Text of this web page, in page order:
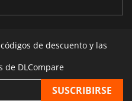
de descuento y las
de DLCompare